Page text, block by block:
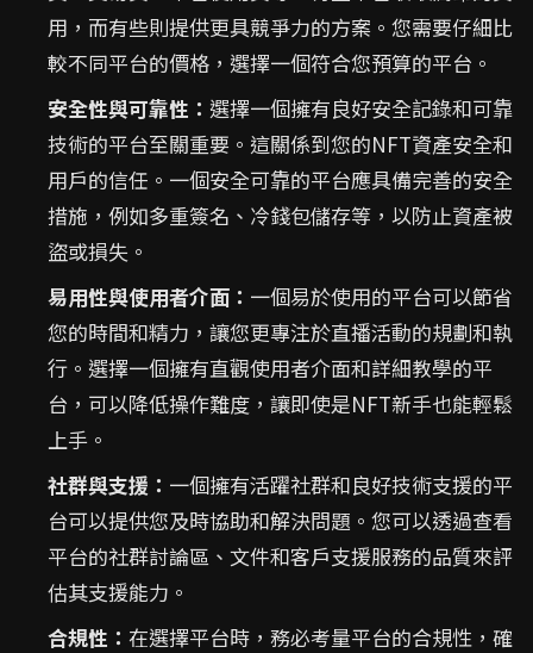
用，而有些則提供更具競爭力的方案。您需要仔細比
較不同平台的價格，選擇一個符合您預算的平台。
安全性與可靠性： 選擇一個擁有良好安全記錄和可靠
技術的平台至關重要。這關係到您的NFT資產安全和
用戶的信任。一個安全可靠的平台應具備完善的安全
措施，例如多重簽名、冷錢包儲存等，以防止資產被
盜或損失。
易用性與使用者介面： 一個易於使用的平台可以節省
您的時間和精力，讓您更專注於直播活動的規劃和執
行。選擇一個擁有直觀使用者介面和詳細教學的平
台，可以降低操作難度，讓即使是NFT新手也能輕鬆
上手。
社群與支援： 一個擁有活躍社群和良好技術支援的平
台可以提供您及時協助和解決問題。您可以透過查看
平台的社群討論區、文件和客戶支援服務的品質來評
估其支援能力。
合規性： 在選擇平台時，務必考量平台的合規性，確